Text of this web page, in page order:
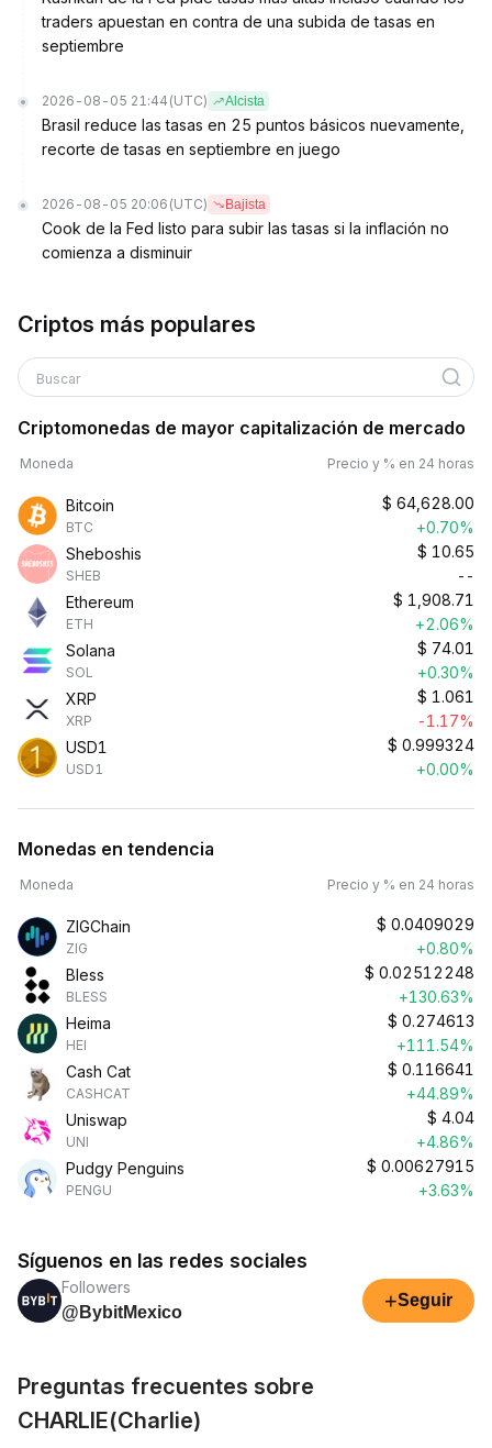
traders apuestan en contra de una subida de tasas en
septiembre
2026-08-05 21:44 (UTC) Alcista
Brasil reduce las tasas en 25 puntos básicos nuevamente,
recorte de tasas en septiembre en juego
2026-08-05 20:06 (UTC) Bajista
Cook de la Fed listo para subir las tasas si la inflación no
comienza a disminuir
Criptos más populares
Buscar
Criptomonedas de mayor capitalización de mercado
Moneda Precio y % en 24 horas
Bitcoin
BTC
$ 64,628.00
+0.70%
Sheboshis
SHEB
$ 10.65
--
Ethereum
ETH
$ 1,908.71
+2.06%
Solana
SOL
$ 74.01
+0.30%
XRP
XRP
$ 1.061
-1.17%
USD1
USD1
$ 0.999324
+0.00%
Monedas en tendencia
Moneda Precio y % en 24 horas
ZIGChain
ZIG
$ 0.0409029
+0.80%
Bless
BLESS
$ 0.02512248
+130.63%
Heima
HEI
$ 0.274613
+111.54%
Cash Cat
CASHCAT
$ 0.116641
+44.89%
Uniswap
UNI
$ 4.04
+4.86%
Pudgy Penguins
PENGU
$ 0.00627915
+3.63%
Síguenos en las redes sociales
Followers
@BybitMexico
+Seguir
Preguntas frecuentes sobre
CHARLIE(Charlie)